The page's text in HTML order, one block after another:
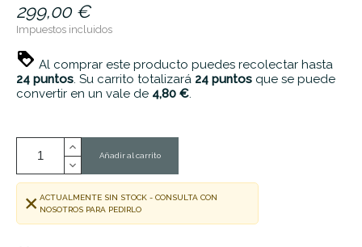
299,00 €
Impuestos incluidos
Al comprar este producto puedes recolectar hasta
24 puntos. Su carrito totalizará 24 puntos que se puede
convertir en un vale de 4,80 €.
Añadir al carrito
ACTUALMENTE SIN STOCK - CONSULTA CON
NOSOTROS PARA PEDIRLO